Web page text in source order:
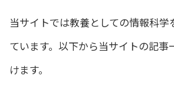
当サイトでは教養としての情報科学
ています。以下から当サイトの記事
けます。